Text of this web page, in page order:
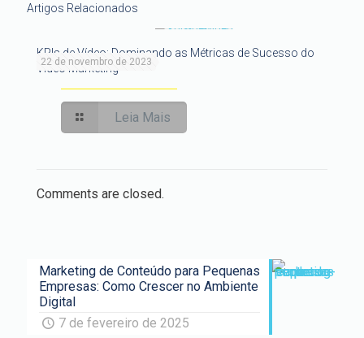
Artigos Relacionados
22 de novembro de 2023
KPIs de Vídeo: Dominando as Métricas de Sucesso do
Vídeo Marketing
Leia Mais
Comments are closed.
Marketing de Conteúdo para Pequenas
Empresas: Como Crescer no Ambiente
Digital
7 de fevereiro de 2025